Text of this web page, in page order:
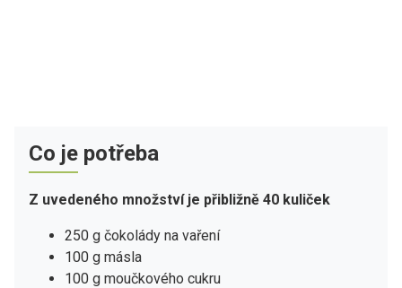
Co je potřeba
Z uvedeného množství je přibližně 40 kuliček
250 g čokolády na vaření
100 g másla
100 g moučkového cukru